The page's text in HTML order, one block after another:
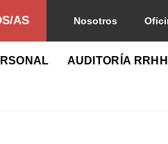
AS Nosotros
AUDITORÍA